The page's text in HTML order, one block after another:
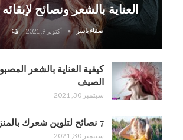
العناية بالشعر ونصائح
صفاء ياسر أكتوبر 9, 2021
كيفية العناية بالشعر
الصيف
سبتمبر 30, 2021
7 نصائح لتلوين شعرك بالمنزل
سبتمبر 30, 2021